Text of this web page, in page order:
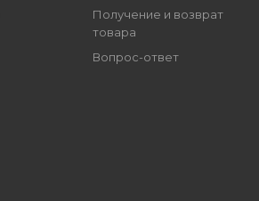
Получение и возврат
товара
Вопрос-ответ